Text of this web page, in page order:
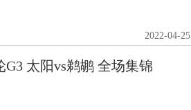
2022-04-25
太阳vs鹈鹕 全场集锦